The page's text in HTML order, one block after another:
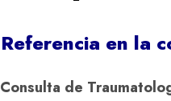
Referencia en la
Consulta de